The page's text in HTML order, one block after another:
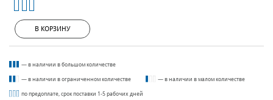
В КОРЗИНУ
— в наличии в большом количестве
— в наличии в ограниченном количестве — в наличии в малом количестве
по предоплате, срок поставки 1-5 рабочих дней